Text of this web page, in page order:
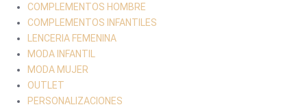
COMPLEMENTOS HOMBRE
COMPLEMENTOS INFANTILES
LENCERIA FEMENINA
MODA INFANTIL
MODA MUJER
OUTLET
PERSONALIZACIONES